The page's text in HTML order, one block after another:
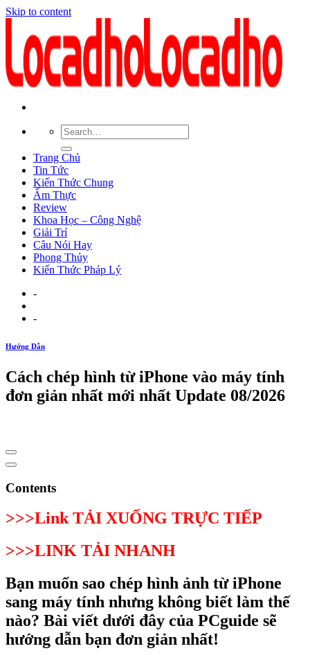
Skip to content
Trang Chủ
Tin Tức
Kiến Thức Chung
Ẩm Thực
Review
Khoa Học – Công Nghệ
Giải Trí
Câu Nói Hay
Phong Thủy
Kiến Thức Pháp Lý
-
-
Hướng Dẫn
Cách chép hình từ iPhone vào máy tính
đơn giản nhất mới nhất Update 08/2026
Contents
>>>Link TẢI XUỐNG TRỰC TIẾP
>>>LINK TẢI NHANH
Bạn muốn sao chép hình ảnh từ iPhone
sang máy tính nhưng không biết làm thế
nào? Bài viết dưới đây của PCguide sẽ
hướng dẫn bạn đơn giản nhất!